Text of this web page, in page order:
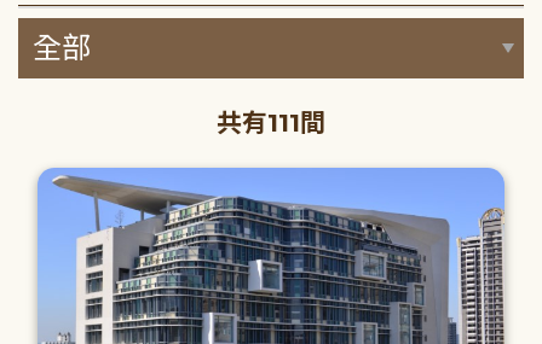
共有111間